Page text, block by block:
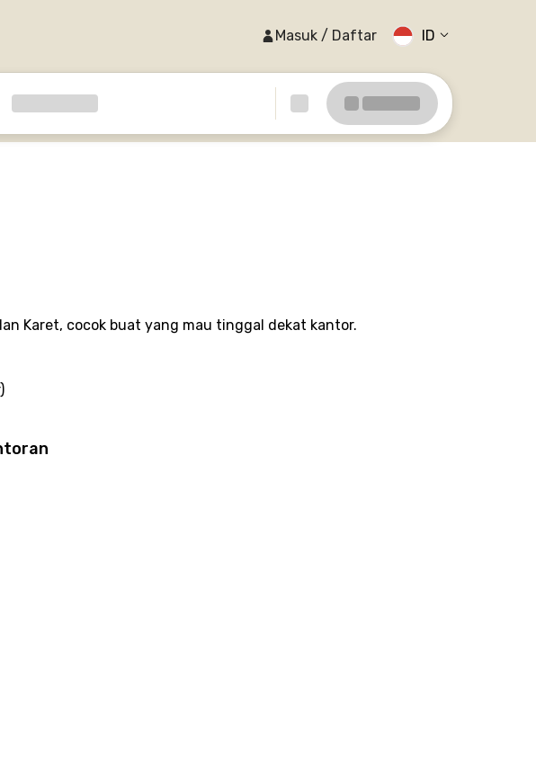
Masuk / Daftar ID
Karet, cocok buat yang mau tinggal dekat kantor.